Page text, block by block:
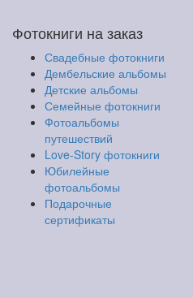
Фотокниги на заказ
Свадебные фотокниги
Дембельские альбомы
Детские альбомы
Семейные фотокниги
Фотоальбомы
путешествий
Love-Story фотокниги
Юбилейные
фотоальбомы
Подарочные
сертификаты